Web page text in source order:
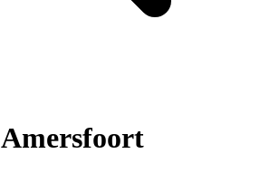
Amersfoort